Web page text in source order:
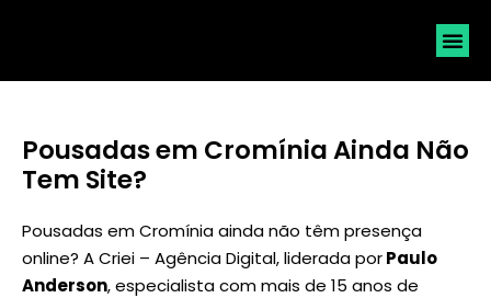
Pousadas em Cromínia Ainda Não
Tem Site?
Pousadas em Cromínia ainda não têm presença
online? A Criei – Agência Digital, liderada porPaulo
Anderson, especialista com mais de 15 anos de